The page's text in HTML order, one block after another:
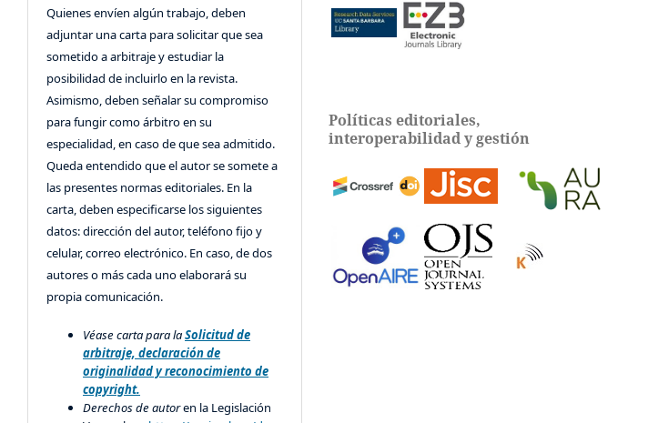
Quienes envíen algún trabajo, deben
adjuntar una carta para solicitar que sea
sometido a arbitraje y estudiar la
posibilidad de incluirlo en la revista.
Asimismo, deben señalar su compromiso
para fungir como árbitro en su
especialidad, en caso de que sea admitido.
Queda entendido que el autor se somete a
las presentes normas editoriales. En la
carta, deben especificarse los siguientes
datos: dirección del autor, teléfono fijo y
celular, correo electrónico. En caso, de dos
autores o más cada uno elaborará su
propia comunicación.
Véase carta para laSolicitud de
arbitraje, declaración de
originalidad y reconocimiento de
copyright.
Derechos de autoren la Legislación
Políticas editoriales,
interoperabilidad y gestión